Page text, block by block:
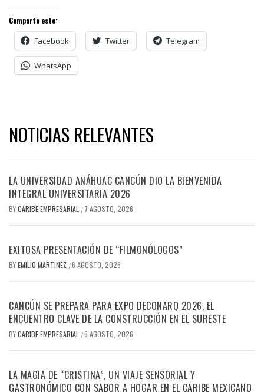
Comparte esto:
Facebook Twitter Telegram
WhatsApp
NOTICIAS RELEVANTES
LA UNIVERSIDAD ANÁHUAC CANCÚN DIO LA BIENVENIDA
INTEGRAL UNIVERSITARIA 2026
BYCARIBE EMPRESARIAL / 7 AGOSTO, 2026
EXITOSA PRESENTACIÓN DE “FILMONÓLOGOS”
BYEMILIO MARTINEZ /6 AGOSTO, 2026
CANCÚN SE PREPARA PARA EXPO DECONARQ 2026, EL
ENCUENTRO CLAVE DE LA CONSTRUCCIÓN EN EL SURESTE
BYCARIBE EMPRESARIAL /6 AGOSTO, 2026
LA MAGIA DE “CRISTINA”, UN VIAJE SENSORIAL Y
GASTRONÓMICO CON SABOR A HOGAR EN EL CARIBE MEXICANO